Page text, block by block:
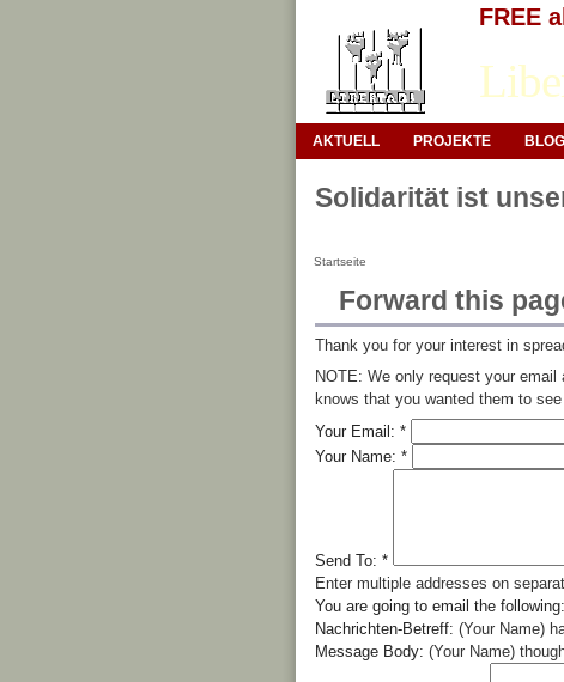
FREE
AKTUELL PROJEKTE
Solidarität ist
Startseite
Forward this
Thank you for your interest in
NOTE: We only request your
knows that you wanted them to
Your Email: *
Your Name: *
Send To: *
Enter multiple addresses on
You are going to email the following:
Nachrichten-Betreff: (Your Name)
Message Body: (Your Name)